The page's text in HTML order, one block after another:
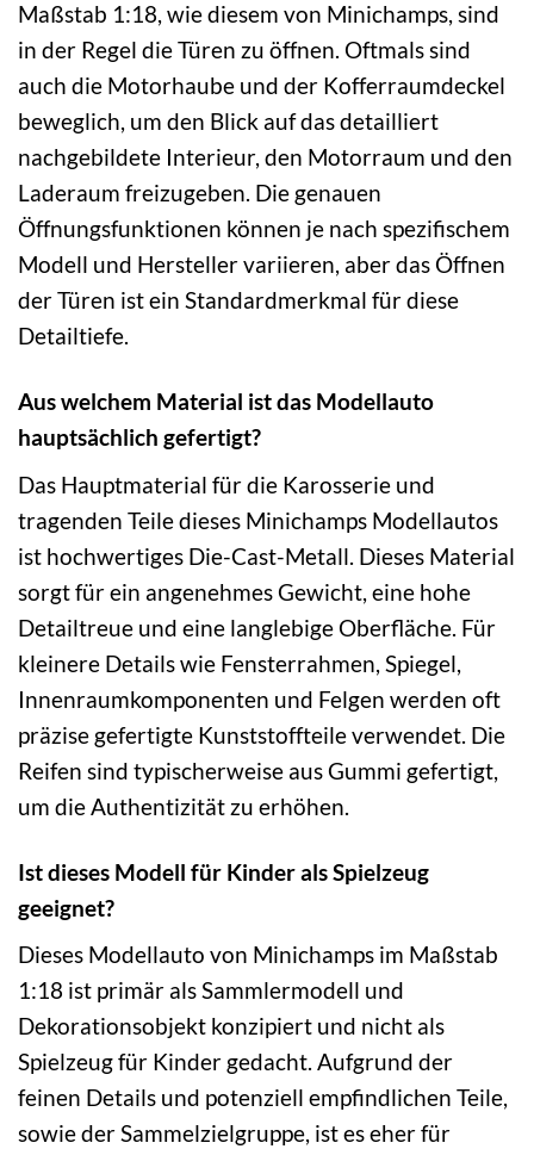
Maßstab 1:18, wie diesem von Minichamps, sind
in der Regel die Türen zu öffnen. Oftmals sind
auch die Motorhaube und der Kofferraumdeckel
beweglich, um den Blick auf das detailliert
nachgebildete Interieur, den Motorraum und den
Laderaum freizugeben. Die genauen
Öffnungsfunktionen können je nach spezifischem
Modell und Hersteller variieren, aber das Öffnen
der Türen ist ein Standardmerkmal für diese
Detailtiefe.
Aus welchem Material ist das Modellauto
hauptsächlich gefertigt?
Das Hauptmaterial für die Karosserie und
tragenden Teile dieses Minichamps Modellautos
ist hochwertiges Die-Cast-Metall. Dieses Material
sorgt für ein angenehmes Gewicht, eine hohe
Detailtreue und eine langlebige Oberfläche. Für
kleinere Details wie Fensterrahmen, Spiegel,
Innenraumkomponenten und Felgen werden oft
präzise gefertigte Kunststoffteile verwendet. Die
Reifen sind typischerweise aus Gummi gefertigt,
um die Authentizität zu erhöhen.
Ist dieses Modell für Kinder als Spielzeug
geeignet?
Dieses Modellauto von Minichamps im Maßstab
1:18 ist primär als Sammlermodell und
Dekorationsobjekt konzipiert und nicht als
Spielzeug für Kinder gedacht. Aufgrund der
feinen Details und potenziell empfindlichen Teile,
sowie der Sammelzielgruppe, ist es eher für